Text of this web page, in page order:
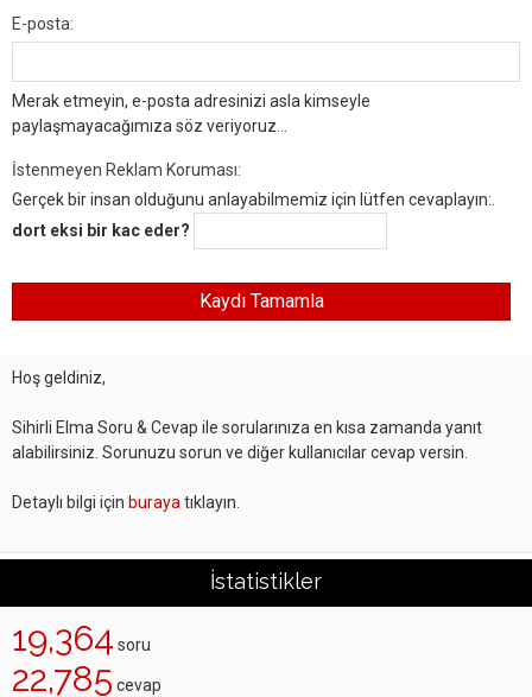
E-posta:
Merak etmeyin, e-posta adresinizi asla kimseyle
paylaşmayacağımıza söz veriyoruz...
İstenmeyen Reklam Koruması:
Gerçek bir insan olduğunu anlayabilmemiz için lütfen cevaplayın:.
dort eksi bir kac eder?
Hoş geldiniz,
Sihirli Elma Soru & Cevap ile sorularınıza en kısa zamanda yanıt
alabilirsiniz. Sorunuzu sorun ve diğer kullanıcılar cevap versin.
Detaylı bilgi için buraya tıklayın.
İstatistikler
19,364 soru
22,785 cevap